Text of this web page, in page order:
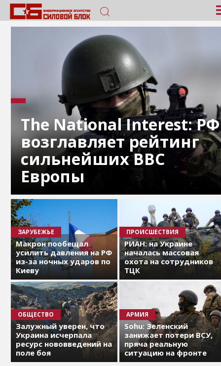
The National Interest: РФ
возглавляет рейтинг
сильнейших ВВС
Европы
ЗАРУБЕЖЬЕ
Макрон пообещал
усилить давления на РФ
из-за ночных ударов по
Киеву
ПРОИСШЕСТВИЯ
РИАН: на Украине
началась массовая
охота на сотрудников
ТЦК
ОБЩЕСТВО
Залужный уверен, что
Украина исчерпала
ресурс нововведений на
поле боя
АРМИЯ
Sohu: Зеленский
занижает потери ВСУ,
пряча реальную
ситуацию на фронте